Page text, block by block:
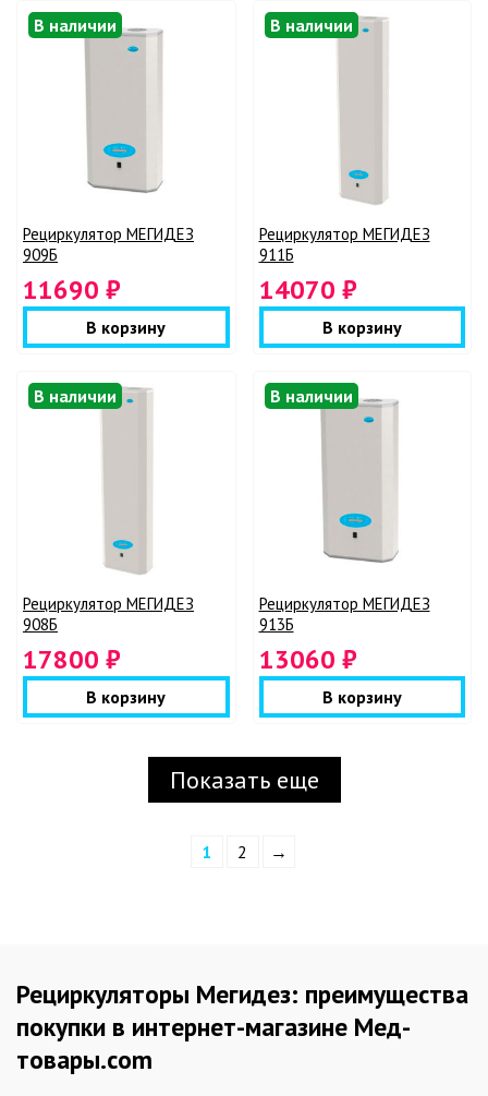
В наличии
Рециркулятор МЕГИДЕЗ
909Б
11690 ₽
В корзину
В наличии
Рециркулятор МЕГИДЕЗ
911Б
14070 ₽
В корзину
В наличии
Рециркулятор МЕГИДЕЗ
908Б
17800 ₽
В корзину
В наличии
Рециркулятор МЕГИДЕЗ
913Б
13060 ₽
В корзину
Показать еще
1 2 →
Рециркуляторы Мегидез: преимущества
покупки в интернет-магазине Мед-
товары.com